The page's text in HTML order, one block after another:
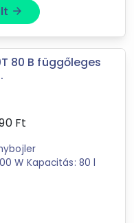
arrow_forward
80 B függőleges
Ft
W Kapacitás: 80 l